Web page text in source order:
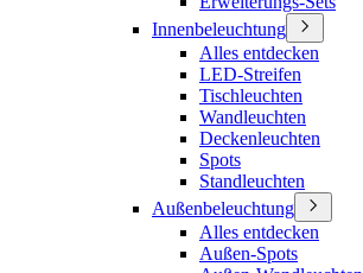
Innenbeleuchtung
Alles entdecken
LED-Streifen
Tischleuchten
Wandleuchten
Deckenleuchten
Spots
Standleuchten
Außenbeleuchtung
Alles entdecken
Außen-Spots